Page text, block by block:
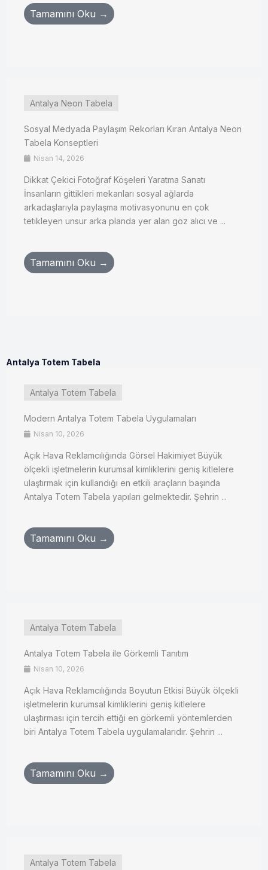
Tamamını Oku →
Antalya Neon Tabela
Sosyal Medyada Paylaşım Rekorları Kıran Antalya Neon
Tabela Konseptleri
Nisan 14, 2026
Dikkat Çekici Fotoğraf Köşeleri Yaratma Sanatı
İnsanların gittikleri mekanları sosyal ağlarda
arkadaşlarıyla paylaşma motivasyonunu en çok
tetikleyen unsur arka planda yer alan göz alıcı ve ...
Tamamını Oku →
Antalya Totem Tabela
Antalya Totem Tabela
Modern Antalya Totem Tabela Uygulamaları
Nisan 10, 2026
Açık Hava Reklamcılığında Görsel Hakimiyet Büyük
ölçekli işletmelerin kurumsal kimliklerini geniş kitlelere
ulaştırmak için kullandığı en etkili araçların başında
Antalya Totem Tabela yapıları gelmektedir. Şehrin ...
Tamamını Oku →
Antalya Totem Tabela
Antalya Totem Tabela ile Görkemli Tanıtım
Nisan 10, 2026
Açık Hava Reklamcılığında Boyutun Etkisi Büyük ölçekli
işletmelerin kurumsal kimliklerini geniş kitlelere
ulaştırması için tercih ettiği en görkemli yöntemlerden
biri Antalya Totem Tabela uygulamalarıdır. Şehrin ...
Tamamını Oku →
Antalya Totem Tabela